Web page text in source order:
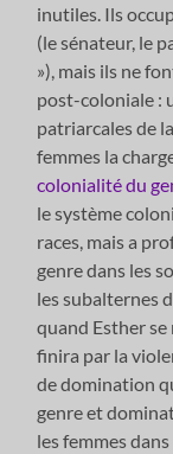
inutiles. Ils
(le sénateur, le
»), mais ils ne
post-coloniale :
patriarcales de
femmes la
colonialité du
le système
races, mais a
genre dans les
les subalternes
quand Esther
finira par la
de domination
genre et
les femmes